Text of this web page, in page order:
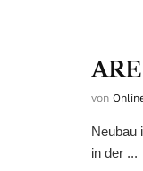
von
Neubau
in der ...